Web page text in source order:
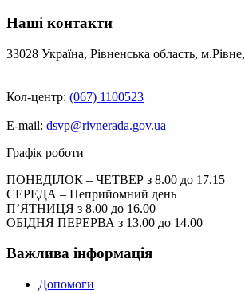
Наші контакти
33028 Україна, Рівненська область,
Кол-центр: (067) 1100523
E-mail: dsvp@rivnerada.gov.ua
Графік роботи
ПОНЕДІЛОК – ЧЕТВЕР з 8.00 до 17.15
СЕРЕДА – Неприйомний день
П’ЯТНИЦЯ з 8.00 до 16.00
ОБІДНЯ ПЕРЕРВА з 13.00 до 14.00
Важлива інформація
Допомоги